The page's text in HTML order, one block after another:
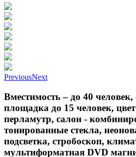
PreviousNext
Вместимость – до 40
площадка до 15 человек,
перламутр, салон -
тонированные стекла,
подсветка, стробоскоп,
мультиформатная DVD